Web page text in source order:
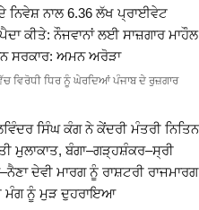
ਨਿਵੇਸ਼ ਨਾਲ 6.36 ਲੱਖ ਪ੍ਰਾਈਵੇਟ
ਕੀਤੇ: ਨੌਜਵਾਨਾਂ ਲਈ ਸਾਜ਼ਗਾਰ ਮਾਹੌਲ
ਸਰਕਾਰ: ਅਮਨ ਅਰੋੜਾ
ਵਿਰੋਧੀ ਧਿਰ ਨੂੰ ਘੇਰਦਿਆਂ ਪੰਜਾਬ ਦੇ ਰੁਜ਼ਗਾਰ
ਸਿੰਘ ਕੰਗ ਨੇ ਕੇਂਦਰੀ ਮੰਤਰੀ ਨਿਤਿਨ
ਮੁਲਾਕਾਤ, ਬੰਗਾ–ਗੜ੍ਹਸ਼ੰਕਰ–ਸ੍ਰੀ
ਦੇਵੀ ਮਾਰਗ ਨੂੰ ਰਾਸ਼ਟਰੀ ਰਾਜਮਾਰਗ
ਮੰਗ ਨੂੰ ਮੁੜ ਦੁਹਰਾਇਆ